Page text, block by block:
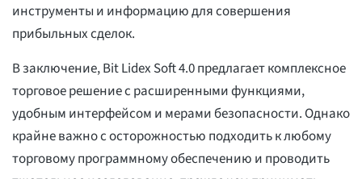
инструменты и информацию для совершения
прибыльных сделок.
В заключение, Bit Lidex Soft 4.0 предлагает комплексное
торговое решение с расширенными функциями,
удобным интерфейсом и мерами безопасности. Однако
крайне важно с осторожностью подходить к любому
торговому программному обеспечению и проводить